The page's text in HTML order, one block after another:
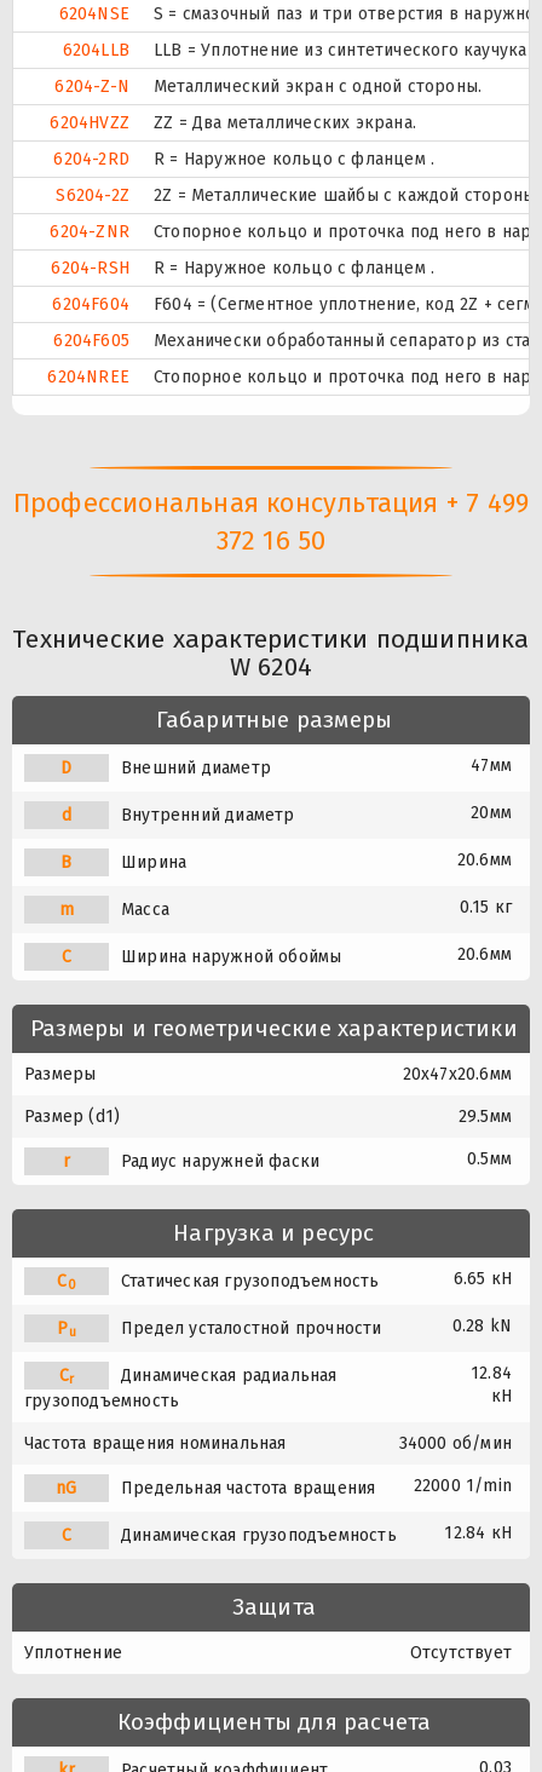
6204NSE
S = смазочный паз и три отверстия в
6204LLB
LLB = Уплотнение из синтетического каучука
6204-Z-N
Металлический экран с одной стороны.
6204HVZZ
ZZ = Два металлических экрана.
6204-2RD
R = Наружное кольцо с фланцем .
S6204-2Z
2Z = Металлические шайбы с каждой
6204-ZNR
Стопорное кольцо и проточка под него в
6204-RSH
R = Наружное кольцо с фланцем .
6204F604
F604 = (Сегментное уплотнение, код 2Z +
6204F605
Механически обработанный сепаратор из
6204NREE
Стопорное кольцо и проточка под него в
Профессиональная консультация + 7 499
372 16 50
Технические характеристики подшипника
W 6204
Габаритные размеры
D Внешний диаметр 47мм
d Внутренний диаметр 20мм
B Ширина 20.6мм
m Масса 0.15 кг
C Ширина наружной обоймы 20.6мм
Размеры и геометрические характеристики
Размеры 20x47x20.6мм
Размер (d1) 29.5мм
r Радиус наружней фаски 0.5мм
Нагрузка и ресурс
C0 Статическая грузоподъемность 6.65 кН
Pu Предел усталостной прочности 0.28 kN
Cr
Динамическая радиальная
грузоподъемность
12.84
кН
Частота вращения номинальная 34000 об/мин
nG Предельная частота вращения 22000 1/min
C Динамическая грузоподъемность 12.84 кН
Защита
Уплотнение Отсутствует
Коэффициенты для расчета
0.03